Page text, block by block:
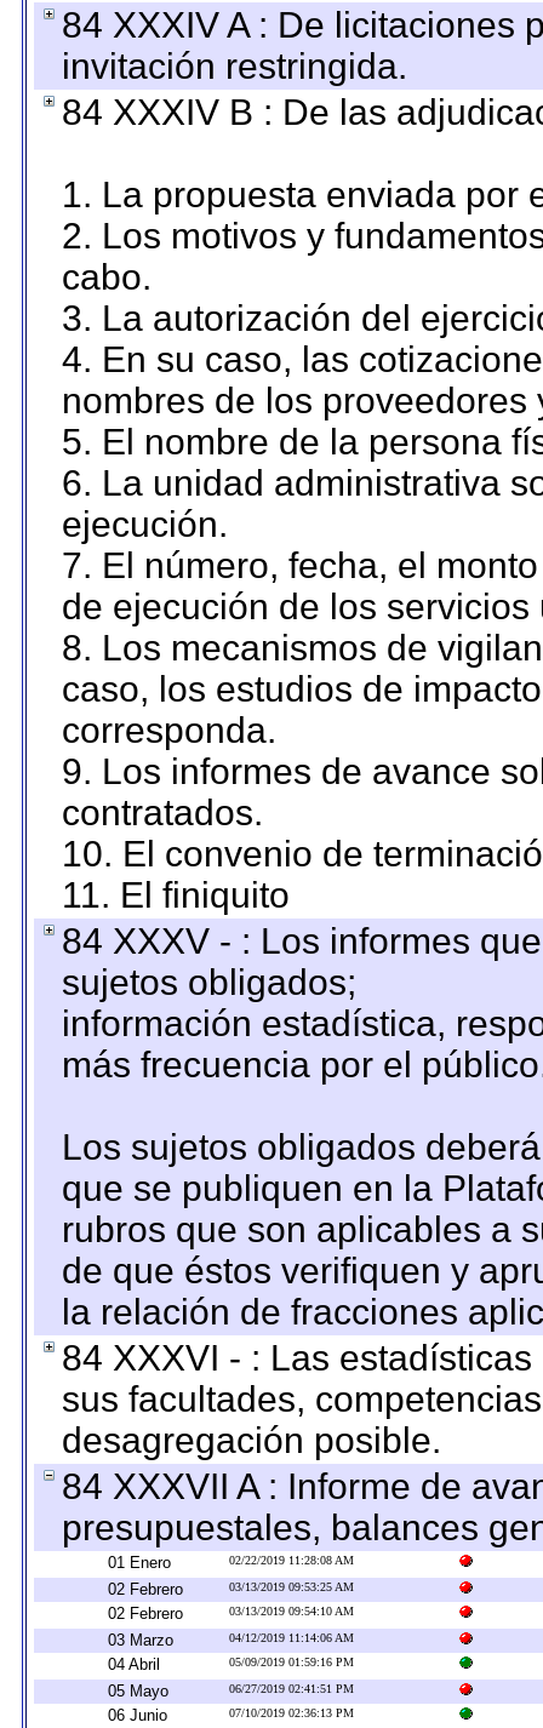
84 XXXIV A : De licitaciones
invitación restringida.
84 XXXIV B : De las
1. La propuesta enviada por
2. Los motivos y
cabo.
3. La autorización del
4. En su caso, las
nombres de los proveedores
5. El nombre de la persona
6. La unidad administrativa
ejecución.
7. El número, fecha, el
de ejecución de los servicios
8. Los mecanismos de
caso, los estudios de
corresponda.
9. Los informes de avance
contratados.
10. El convenio de
11. El finiquito
84 XXXV - : Los informes
sujetos obligados;
información estadística,
más frecuencia por el
Los sujetos obligados
que se publiquen en la
rubros que son aplicables a
de que éstos verifiquen y
la relación de fracciones
84 XXXVI - : Las
sus facultades,
desagregación posible.
84 XXXVII A : Informe de
presupuestales, balances
01 Enero 02/22/2019 11:28:08 AM
02 Febrero 03/13/2019 09:53:25 AM
02 Febrero 03/13/2019 09:54:10 AM
03 Marzo 04/12/2019 11:14:06 AM
04 Abril 05/09/2019 01:59:16 PM
05 Mayo 06/27/2019 02:41:51 PM
06 Junio 07/10/2019 02:36:13 PM